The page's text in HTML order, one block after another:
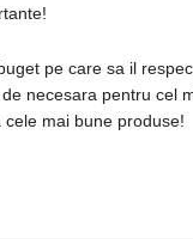
pe care sa il
necesara pentru cel
cele mai bune produse!